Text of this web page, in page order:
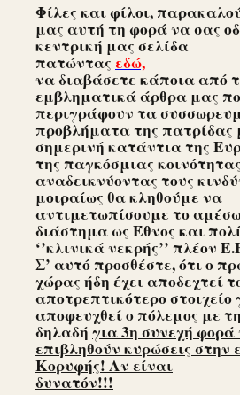
Φίλες και φίλοι,
μας αυτή τη φορά να σας
κεντρική μας σελίδα
πατώντας εδώ,
να διαβάσετε κάποια από
εμβληματικά άρθρα μας
περιγράφουν τα
προβλήματα της πατρίδας
σημερινή κατάντια της
της παγκόσμιας
αναδεικνύοντας τους
μοιραίως θα κληθούμε να
αντιμετωπίσουμε το
διάστημα ως Έθνος και
‘’κλινικά νεκρής’’ πλέον
Σ’ αυτό προσθέστε, ότι ο
χώρας ήδη έχει αποδεχτεί
αποτρεπτικότερο στοιχείο
αποφευχθεί ο πόλεμος με
δηλαδή για 3η συνεχή
επιβληθούν κυρώσεις στην
Κορυφής! Αν είναι
δυνατόν!!!